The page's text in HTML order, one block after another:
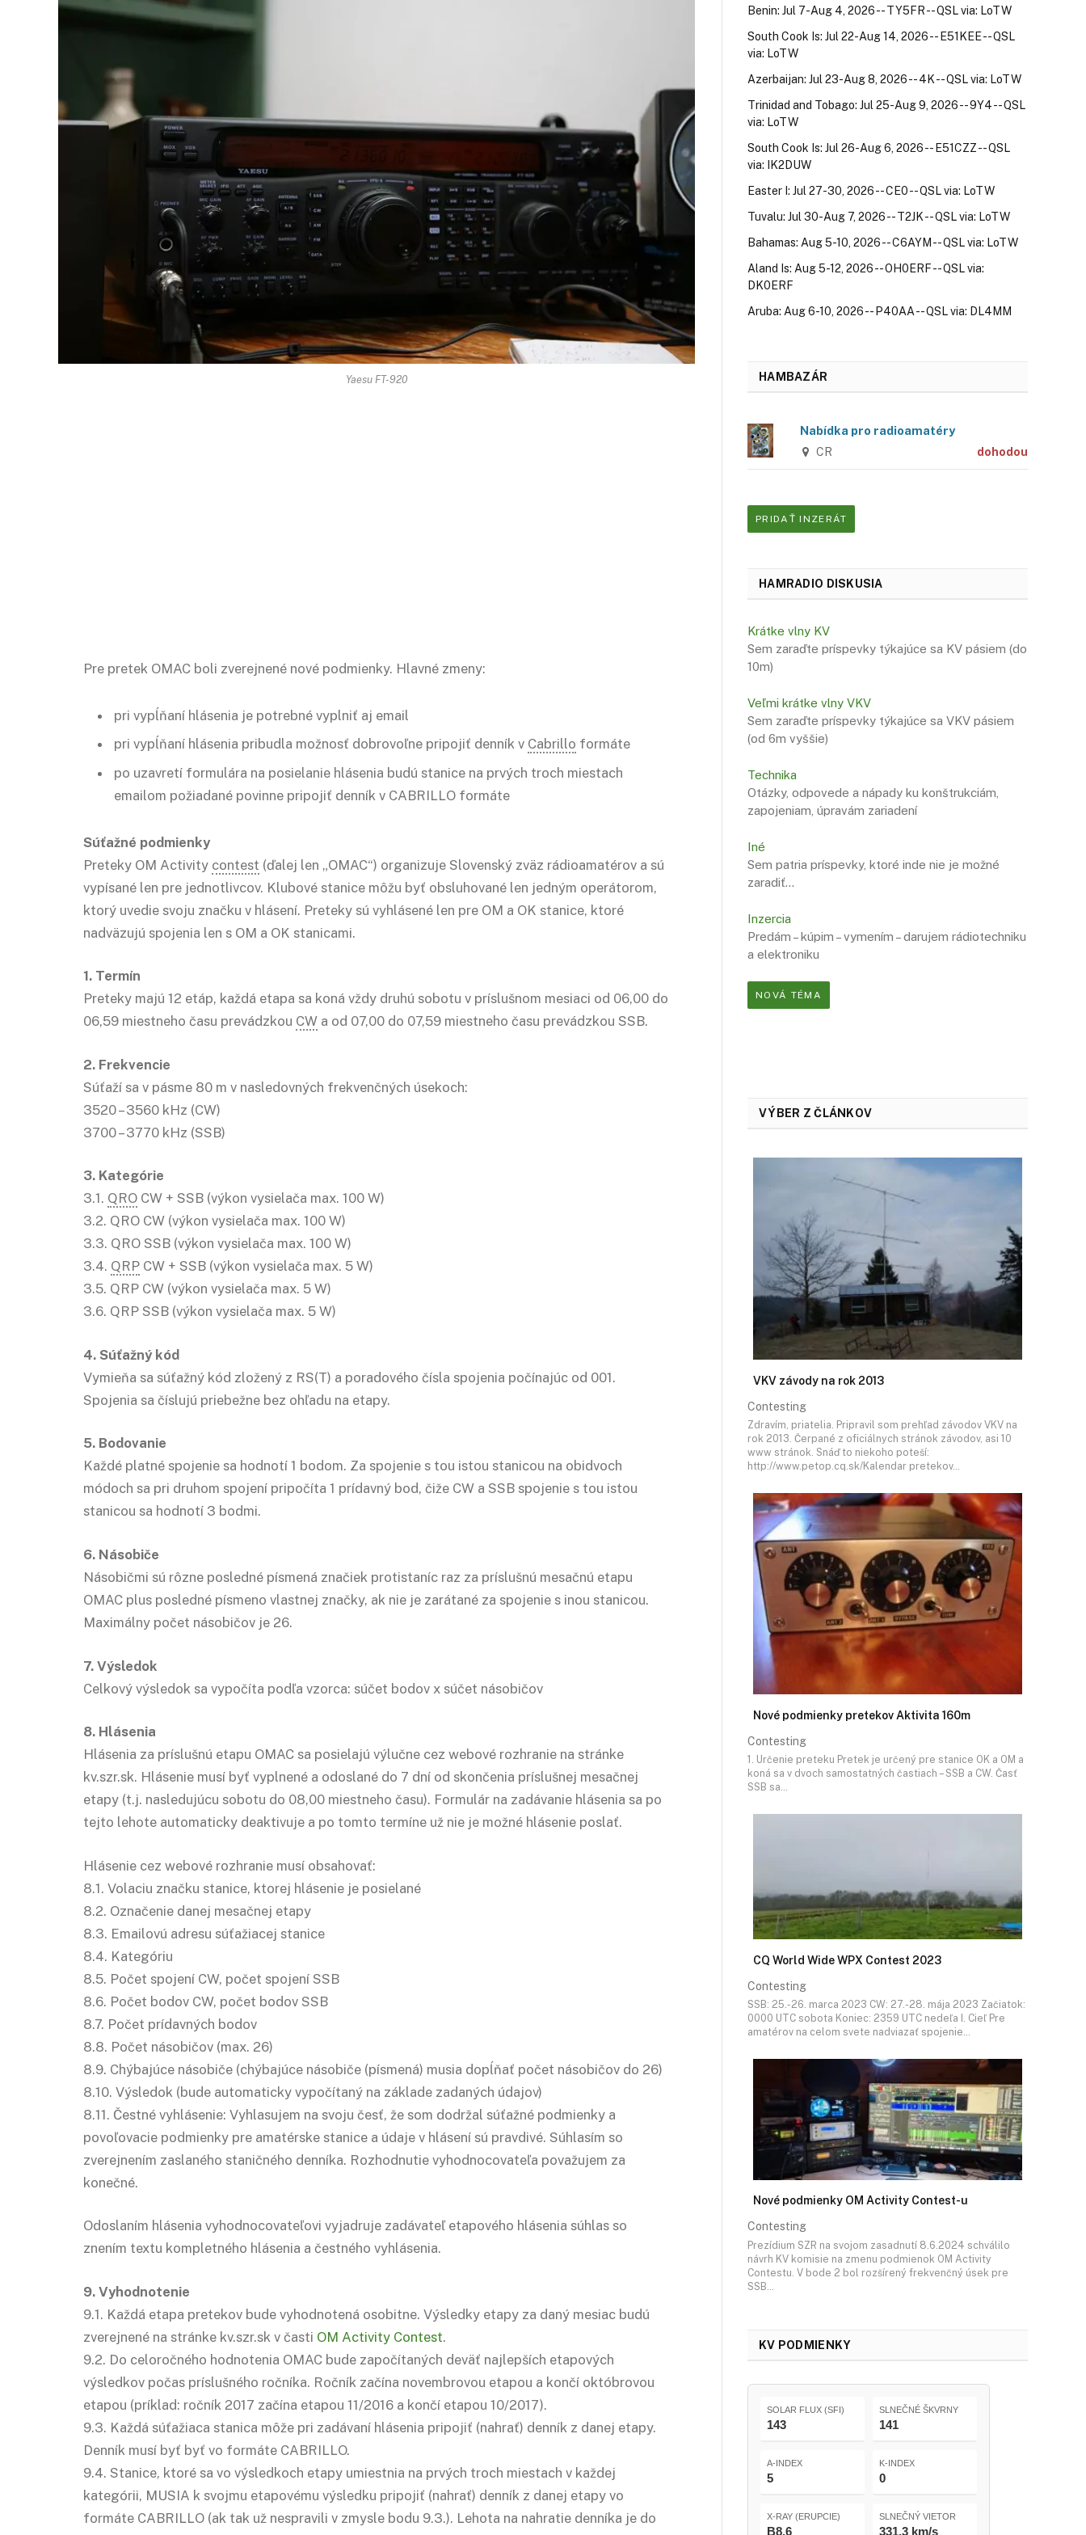
Yaesu FT-920
Pre pretek OMAC boli zverejnené nové podmienky. Hlavné zmeny:
pri vypĺňaní hlásenia je potrebné vyplniť aj email
pri vypĺňaní hlásenia pribudla možnosť dobrovoľne pripojiť denník v Cabrillo formáte
po uzavretí formulára na posielanie hlásenia budú stanice na prvých troch miestach
emailom požiadané povinne pripojiť denník v CABRILLO formáte
Súťažné podmienky
Preteky OM Activity contest (ďalej len „OMAC“) organizuje Slovenský zväz rádioamatérov a sú
vypísané len pre jednotlivcov. Klubové stanice môžu byť obsluhované len jedným operátorom,
ktorý uvedie svoju značku v hlásení. Preteky sú vyhlásené len pre OM a OK stanice, ktoré
nadväzujú spojenia len s OM a OK stanicami.
1. Termín
Preteky majú 12 etáp, každá etapa sa koná vždy druhú sobotu v príslušnom mesiaci od 06,00 do
06,59 miestneho času prevádzkou CW a od 07,00 do 07,59 miestneho času prevádzkou SSB.
2. Frekvencie
Súťaží sa v pásme 80 m v nasledovných frekvenčných úsekoch:
3520 – 3560 kHz (CW)
3700 – 3770 kHz (SSB)
3. Kategórie
3.1. QRO CW + SSB (výkon vysielača max. 100 W)
3.2. QRO CW (výkon vysielača max. 100 W)
3.3. QRO SSB (výkon vysielača max. 100 W)
3.4. QRP CW + SSB (výkon vysielača max. 5 W)
3.5. QRP CW (výkon vysielača max. 5 W)
3.6. QRP SSB (výkon vysielača max. 5 W)
4. Súťažný kód
Vymieňa sa súťažný kód zložený z RS(T) a poradového čísla spojenia počínajúc od 001.
Spojenia sa číslujú priebežne bez ohľadu na etapy.
5. Bodovanie
Každé platné spojenie sa hodnotí 1 bodom. Za spojenie s tou istou stanicou na obidvoch
módoch sa pri druhom spojení pripočíta 1 prídavný bod, čiže CW a SSB spojenie s tou istou
stanicou sa hodnotí 3 bodmi.
6. Násobiče
Násobičmi sú rôzne posledné písmená značiek protistaníc raz za príslušnú mesačnú etapu
OMAC plus posledné písmeno vlastnej značky, ak nie je zarátané za spojenie s inou stanicou.
Maximálny počet násobičov je 26.
7. Výsledok
Celkový výsledok sa vypočíta podľa vzorca: súčet bodov x súčet násobičov
8. Hlásenia
Hlásenia za príslušnú etapu OMAC sa posielajú výlučne cez webové rozhranie na stránke
kv.szr.sk. Hlásenie musí byť vyplnené a odoslané do 7 dní od skončenia príslušnej mesačnej
etapy (t.j. nasledujúcu sobotu do 08,00 miestneho času). Formulár na zadávanie hlásenia sa po
tejto lehote automaticky deaktivuje a po tomto termíne už nie je možné hlásenie poslať.
Hlásenie cez webové rozhranie musí obsahovať:
8.1. Volaciu značku stanice, ktorej hlásenie je posielané
8.2. Označenie danej mesačnej etapy
8.3. Emailovú adresu súťažiacej stanice
8.4. Kategóriu
8.5. Počet spojení CW, počet spojení SSB
8.6. Počet bodov CW, počet bodov SSB
8.7. Počet prídavných bodov
8.8. Počet násobičov (max. 26)
8.9. Chýbajúce násobiče (chýbajúce násobiče (písmená) musia dopĺňať počet násobičov do 26)
8.10. Výsledok (bude automaticky vypočítaný na základe zadaných údajov)
8.11. Čestné vyhlásenie: Vyhlasujem na svoju česť, že som dodržal súťažné podmienky a
povoľovacie podmienky pre amatérske stanice a údaje v hlásení sú pravdivé. Súhlasím so
zverejnením zaslaného staničného denníka. Rozhodnutie vyhodnocovateľa považujem za
konečné.
Odoslaním hlásenia vyhodnocovateľovi vyjadruje zadávateľ etapového hlásenia súhlas so
znením textu kompletného hlásenia a čestného vyhlásenia.
9. Vyhodnotenie
9.1. Každá etapa pretekov bude vyhodnotená osobitne. Výsledky etapy za daný mesiac budú
zverejnené na stránke kv.szr.sk v časti OM Activity Contest.
9.2. Do celoročného hodnotenia OMAC bude započítaných deväť najlepších etapových
výsledkov počas príslušného ročníka. Ročník začína novembrovou etapou a končí októbrovou
etapou (príklad: ročník 2017 začína etapou 11/2016 a končí etapou 10/2017).
9.3. Každá súťažiaca stanica môže pri zadávaní hlásenia pripojiť (nahrať) denník z danej etapy.
Denník musí byť byť vo formáte CABRILLO.
9.4. Stanice, ktoré sa vo výsledkoch etapy umiestnia na prvých troch miestach v každej
kategórii, MUSIA k svojmu etapovému výsledku pripojiť (nahrať) denník z danej etapy vo
formáte CABRILLO (ak tak už nespravili v zmysle bodu 9.3.). Lehota na nahratie denníka je do
Benin: Jul 7-Aug 4, 2026 -- TY5FR -- QSL via: LoTW
South Cook Is: Jul 22-Aug 14, 2026 -- E51KEE -- QSL
via: LoTW
Azerbaijan: Jul 23-Aug 8, 2026 -- 4K -- QSL via: LoTW
Trinidad and Tobago: Jul 25-Aug 9, 2026 -- 9Y4 -- QSL
via: LoTW
South Cook Is: Jul 26-Aug 6, 2026 -- E51CZZ -- QSL
via: IK2DUW
Easter I: Jul 27-30, 2026 -- CE0 -- QSL via: LoTW
Tuvalu: Jul 30-Aug 7, 2026 -- T2JK -- QSL via: LoTW
Bahamas: Aug 5-10, 2026 -- C6AYM -- QSL via: LoTW
Aland Is: Aug 5-12, 2026 -- OH0ERF -- QSL via:
DK0ERF
Aruba: Aug 6-10, 2026 -- P40AA -- QSL via: DL4MM
HAMBAZÁR
Nabídka pro radioamatéry
CR dohodou
PRIDAŤ INZERÁT
HAMRADIO DISKUSIA
Krátke vlny KV
Sem zaraďte príspevky týkajúce sa KV pásiem (do
10m)
Veľmi krátke vlny VKV
Sem zaraďte príspevky týkajúce sa VKV pásiem
(od 6m vyššie)
Technika
Otázky, odpovede a nápady ku konštrukciám,
zapojeniam, úpravám zariadení
Iné
Sem patria príspevky, ktoré inde nie je možné
zaradiť…
Inzercia
Predám – kúpim – vymením – darujem rádiotechniku
a elektroniku
NOVÁ TÉMA
VÝBER Z ČLÁNKOV
VKV závody na rok 2013
Contesting
Zdravím, priatelia. Pripravil som prehľad závodov VKV na
rok 2013. Čerpané z oficiálnych stránok závodov, asi 10
www stránok. Snáď to niekoho poteší:
http://www.petop.cq.sk/Kalendar pretekov…
Nové podmienky pretekov Aktivita 160m
Contesting
1. Určenie preteku Pretek je určený pre stanice OK a OM a
koná sa v dvoch samostatných častiach – SSB a CW. Časť
SSB sa…
CQ World Wide WPX Contest 2023
Contesting
SSB: 25.-26. marca 2023 CW: 27.-28. mája 2023 Začiatok:
0000 UTC sobota Koniec: 2359 UTC nedeľa I. Cieľ Pre
amatérov na celom svete nadviazať spojenie…
Nové podmienky OM Activity Contest-u
Contesting
Prezídium SZR na svojom zasadnutí 8.6.2024 schválilo
návrh KV komisie na zmenu podmienok OM Activity
Contestu. V bode 2 bol rozšírený frekvenčný úsek pre
SSB…
KV PODMIENKY
SOLAR FLUX (SFI)
143
SLNEČNÉ ŠKVRNY
141
A-INDEX
5
K-INDEX
0
X-RAY (ERUPCIE)
B8.6
SLNEČNÝ VIETOR
331.3 km/s